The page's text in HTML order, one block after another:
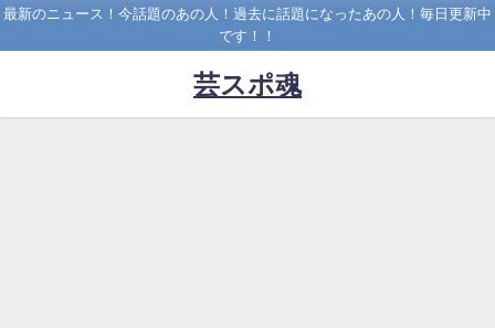
最新のニュース！今話題のあの人！過去に話題になったあの人！毎日更新中
です！！
芸スポ魂